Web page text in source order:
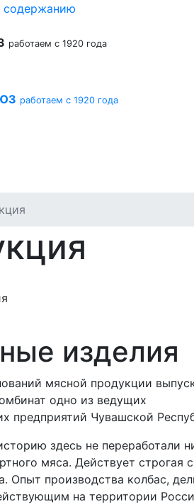
содержанию
работаем с 1920 года
работаем с 1920 года
изделия
мясной продукции
одно из ведущих
предприятий Чувашской
здесь не переработали
мяса. Действует строгая
Опыт производства колбас,
на территории